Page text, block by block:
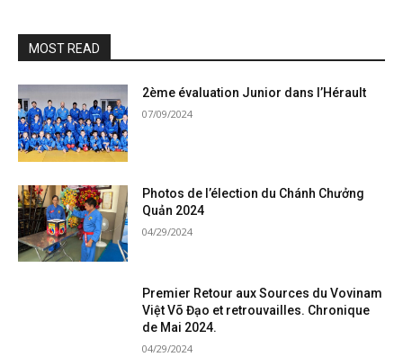
MOST READ
2ème évaluation Junior dans l’Hérault
07/09/2024
Photos de l’élection du Chánh Chưởng
Quản 2024
04/29/2024
Premier Retour aux Sources du Vovinam
Việt Võ Đạo et retrouvailles. Chronique
de Mai 2024.
04/29/2024